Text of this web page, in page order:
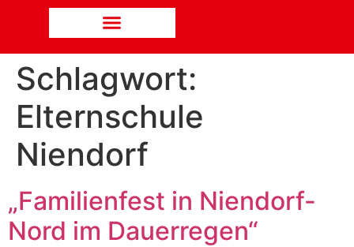
Schlagwort:
Elternschule
Niendorf
„Familienfest in Niendorf-
Nord im Dauerregen“